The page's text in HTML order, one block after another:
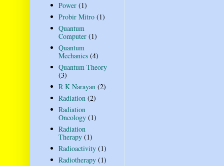
Power (1)
Probir Mitro (1)
Quantum
Computer (1)
Quantum
Mechanics (4)
Quantum Theory
(3)
R K Narayan (2)
Radiation (2)
Radiation
Oncology (1)
Radiation
Therapy (1)
Radioactivity (1)
Radiotherapy (1)